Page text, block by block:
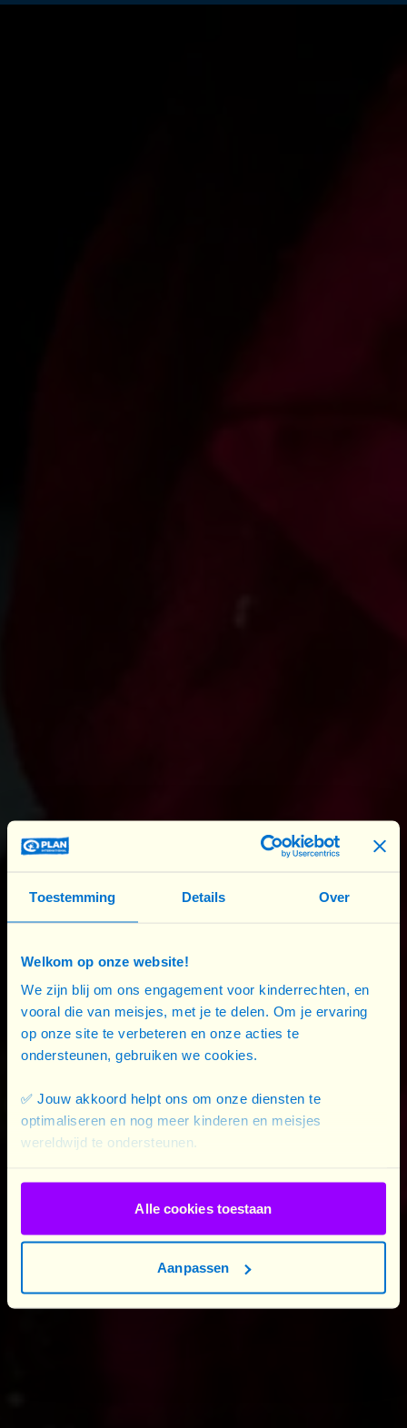
Toestemming Details Over
Welkom op onze website!
We zijn blij om ons engagement voor kinderrechten, en
vooral die van meisjes, met je te delen. Om je ervaring
op onze site te verbeteren en onze acties te
ondersteunen, gebruiken we cookies.
✅ Jouw akkoord helpt ons om onze diensten te
optimaliseren en nog meer kinderen en meisjes
wereldwijd te ondersteunen.
Alle cookies toestaan
Aanpassen
Here is content that requires you to accept
cookies before it can be displayed.
Click here to adjust your cookie settings.
Plan International logo
Pour que chaque fille soit